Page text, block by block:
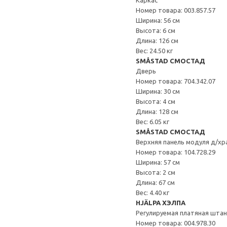
Номер товара: 003.857.57
Ширина: 56 см
Высота: 6 см
Длина: 126 см
Вес: 24.50 кг
SMÅSTAD СМОСТАД
Дверь
Номер товара: 704.342.07
Ширина: 30 см
Высота: 4 см
Длина: 128 см
Вес: 6.05 кг
SMÅSTAD СМОСТАД
Верхняя панель модуля д/
Номер товара: 104.728.29
Ширина: 57 см
Высота: 2 см
Длина: 67 см
Вес: 4.40 кг
HJÄLPA ХЭЛПА
Регулируемая платяная
Номер товара: 004.978.30